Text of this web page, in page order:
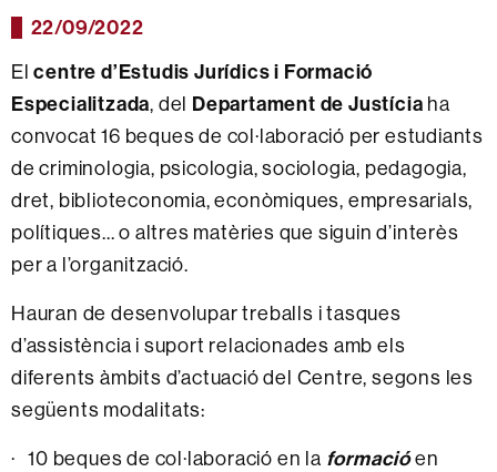
22/09/2022
Elcentre d’Estudis Jurídics i Formació
Especialitzada, del Departament de Justícia ha
convocat 16 beques de col·laboració per estudiants
de criminologia, psicologia, sociologia, pedagogia,
dret, biblioteconomia, econòmiques, empresarials,
polítiques... o altres matèries que siguin d’interès
per a l’organització.
Hauran de desenvolupar treballs i tasques
d’assistència i suport relacionades amb els
diferents àmbits d’actuació del Centre, segons les
següents modalitats:
· 10 beques de col·laboració en la formacióen